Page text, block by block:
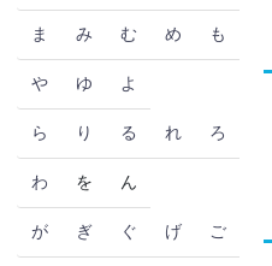
ま み む め も
や ゆ よ
ら り る れ ろ
わ を ん
が ぎ ぐ げ ご